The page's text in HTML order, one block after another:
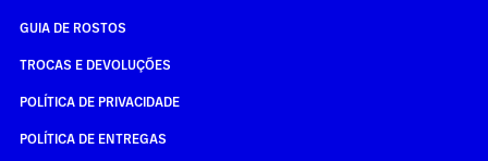
GUIA DE ROSTOS
TROCAS E DEVOLUÇÕES
POLÍTICA DE PRIVACIDADE
POLÍTICA DE ENTREGAS